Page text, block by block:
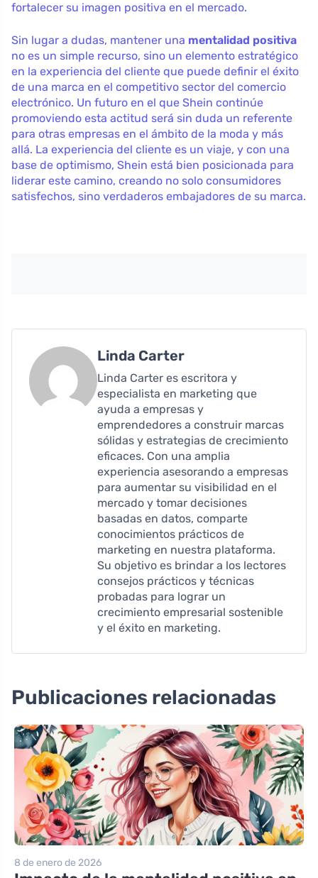
fortalecer su imagen positiva en el mercado.
Sin lugar a dudas, mantener una mentalidad positiva
no es un simple recurso, sino un elemento estratégico
en la experiencia del cliente que puede definir el éxito
de una marca en el competitivo sector del comercio
electrónico. Un futuro en el que Shein continúe
promoviendo esta actitud será sin duda un referente
para otras empresas en el ámbito de la moda y más
allá. La experiencia del cliente es un viaje, y con una
base de optimismo, Shein está bien posicionada para
liderar este camino, creando no solo consumidores
satisfechos, sino verdaderos embajadores de su marca.
Linda Carter
Linda Carter es escritora y
especialista en marketing que
ayuda a empresas y
emprendedores a construir marcas
sólidas y estrategias de crecimiento
eficaces. Con una amplia
experiencia asesorando a empresas
para aumentar su visibilidad en el
mercado y tomar decisiones
basadas en datos, comparte
conocimientos prácticos de
marketing en nuestra plataforma.
Su objetivo es brindar a los lectores
consejos prácticos y técnicas
probadas para lograr un
crecimiento empresarial sostenible
y el éxito en marketing.
Publicaciones relacionadas
8 de enero de 2026